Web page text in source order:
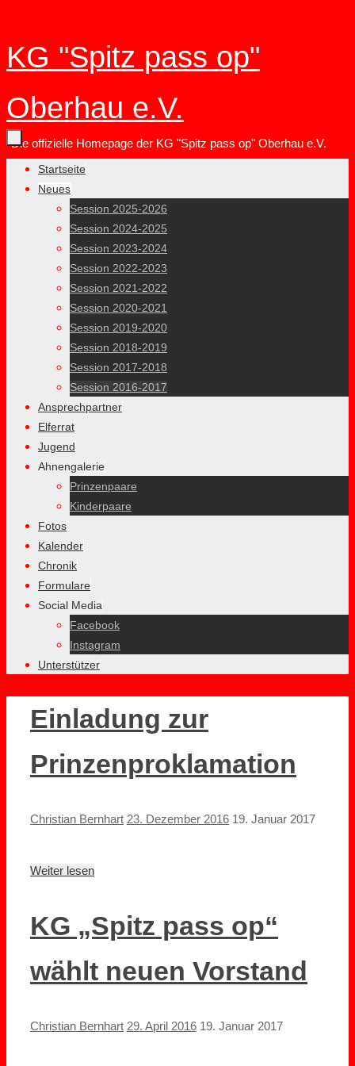
Inhalt
KG "Spitz pass op"
Oberhau e.V.
Die offizielle Homepage der KG "Spitz pass op" Oberhau e.V.
Zum
Inhalt
Startseite
Neues
Session 2025-2026
Session 2024-2025
Session 2023-2024
Session 2022-2023
Session 2021-2022
Session 2020-2021
Session 2019-2020
Session 2018-2019
Session 2017-2018
Session 2016-2017
Ansprechpartner
Elferrat
Jugend
Ahnengalerie
Prinzenpaare
Kinderpaare
Fotos
Kalender
Chronik
Formulare
Social Media
Facebook
Instagram
Unterstützer
Einladung zur
Prinzenproklamation
Christian Bernhart 23. Dezember 2016 19. Januar 2017
Weiter lesen
KG „Spitz pass op“
wählt neuen Vorstand
Christian Bernhart 29. April 2016 19. Januar 2017